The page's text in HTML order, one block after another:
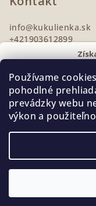
Používame
pohodlné
prevádzky webu
výkon a
info@kukulienka.sk
+421903612899
Instagram
a zľavu
Vložením e-mailu